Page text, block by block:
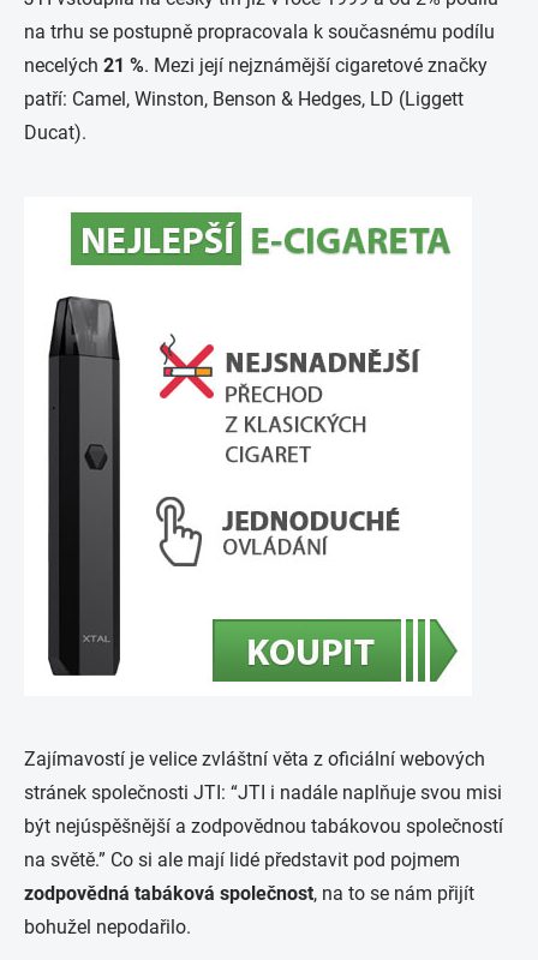
na trhu se postupně propracovala k současnému podílu
necelých 21 %. Mezi její nejznámější cigaretové značky
patří: Camel, Winston, Benson & Hedges, LD (Liggett
Ducat).
Zajímavostí je velice zvláštní věta z oficiální webových
stránek společnosti JTI: “JTI i nadále naplňuje svou misi
být nejúspěšnější a zodpovědnou tabákovou společností
na světě.” Co si ale mají lidé představit pod pojmem
zodpovědná tabáková společnost, na to se nám přijít
bohužel nepodařilo.